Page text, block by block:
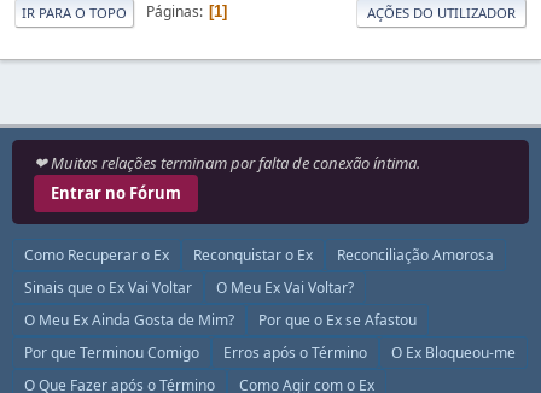
IR PARA O TOPO Páginas 1 AÇÕES DO UTILIZADOR
❤ Muitas relações terminam por falta de conexão íntima.
Entrar no Fórum
Como Recuperar o Ex Reconquistar o Ex
Reconciliação Amorosa
Sinais que o Ex Vai Voltar
O Meu Ex Vai Voltar?
O Meu Ex Ainda Gosta de Mim?
Por que o Ex se Afastou
Por que Terminou Comigo
Erros após o Término
O Ex Bloqueou-me
O Que Fazer após o Término
Como Agir com o Ex